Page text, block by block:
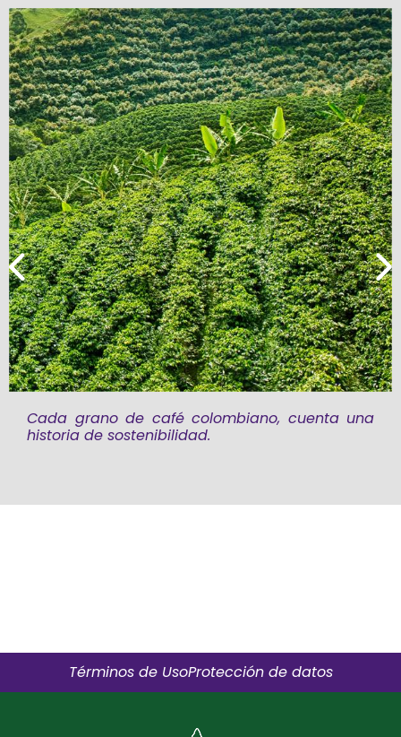
Cada grano de café colombiano, cuenta una
historia de sostenibilidad.
Términos de UsoProtección de datos